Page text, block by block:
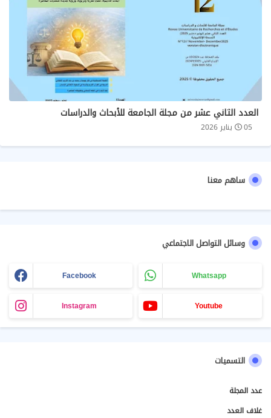
العدد الثاني عشر من مجلة الجامعة للأبحاث والدراسات
05 يناير 2026
ساهم معنا
وسائل التواصل الاجتماعي
Facebook Whatsapp
Instagram Youtube
التسميات
عدد المجلة
غلاف العدد